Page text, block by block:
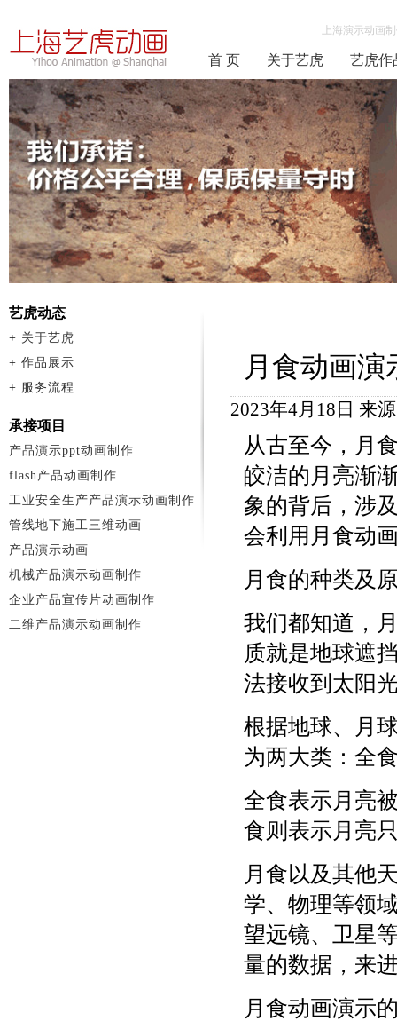
上海演示动画
首 页 关于艺虎 艺虎作
月食动画
2023年4月18日 来
从古至今，月
皎洁的月亮渐
象的背后，涉
会利用月食动
月食的种类及
我们都知道，
质就是地球遮
法接收到太阳
根据地球、月
为两大类：全
全食表示月亮
食则表示月亮
月食以及其他
学、物理等领
望远镜、卫星
量的数据，来
月食动画演示
艺虎动态
+ 关于艺虎
+ 作品展示
+ 服务流程
承接项目
产品演示ppt动画制作
flash产品动画制作
工业安全生产产品演示动画制作
管线地下施工三维动画
产品演示动画
机械产品演示动画制作
企业产品宣传片动画制作
二维产品演示动画制作